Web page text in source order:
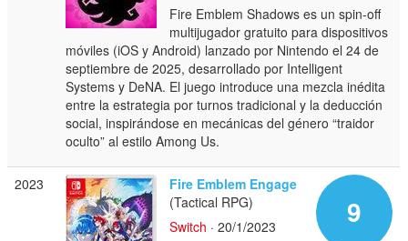
Fire Emblem Shadows es un spin-off
multijugador gratuito para dispositivos
móviles (iOS y Android) lanzado por Nintendo el 24 de
septiembre de 2025, desarrollado por Intelligent
Systems y DeNA. El juego introduce una mezcla inédita
entre la estrategia por turnos tradicional y la deducción
social, inspirándose en mecánicas del género “traidor
oculto” al estilo Among Us.
2023
9
Fire Emblem Engage
(Tactical RPG)
Switch · 20/1/2023